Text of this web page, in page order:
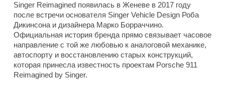
Singer Reimagined появилась в Женеве в 2017 году
после встречи основателя Singer Vehicle Design Роба
Дикинсона и дизайнера Марко Борраччино.
Официальная история бренда прямо связывает часовое
направление с той же любовью к аналоговой механике,
автоспорту и восстановлению старых конструкций,
которая принесла известность проектам Porsche 911
Reimagined by Singer.